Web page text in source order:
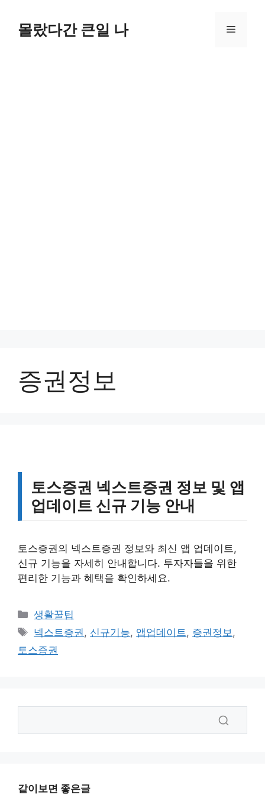
몰랐다간 큰일 나 메
증권정보
토스증권 넥스트증권 정보 및 앱
업데이트 신규 기능 안내
토스증권의 넥스트증권 정보와 최신 앱 업데이트,
신규 기능을 자세히 안내합니다. 투자자들을 위한
편리한 기능과 혜택을 확인하세요.
카
테
리
생활꿀팁
태
그
넥스트증권, 신규기능, 앱업데이트, 증권정보,
토스증권
같이보면 좋은글